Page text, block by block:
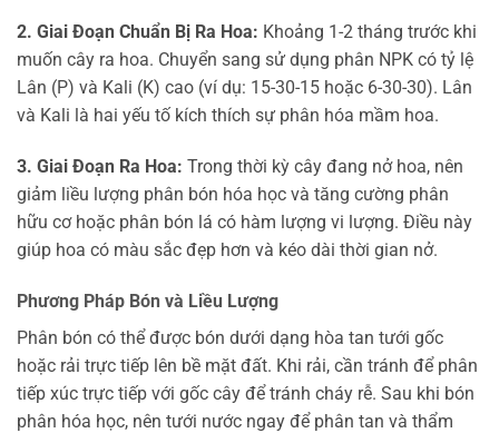
2. Giai Đoạn Chuẩn Bị Ra Hoa: Khoảng 1-2 tháng trước khi
muốn cây ra hoa. Chuyển sang sử dụng phân NPK có tỷ lệ
Lân (P) và Kali (K) cao (ví dụ: 15-30-15 hoặc 6-30-30). Lân
và Kali là hai yếu tố kích thích sự phân hóa mầm hoa.
3. Giai Đoạn Ra Hoa: Trong thời kỳ cây đang nở hoa, nên
giảm liều lượng phân bón hóa học và tăng cường phân
hữu cơ hoặc phân bón lá có hàm lượng vi lượng. Điều này
giúp hoa có màu sắc đẹp hơn và kéo dài thời gian nở.
Phương Pháp Bón và Liều Lượng
Phân bón có thể được bón dưới dạng hòa tan tưới gốc
hoặc rải trực tiếp lên bề mặt đất. Khi rải, cần tránh để phân
tiếp xúc trực tiếp với gốc cây để tránh cháy rễ. Sau khi bón
phân hóa học, nên tưới nước ngay để phân tan và thẩm